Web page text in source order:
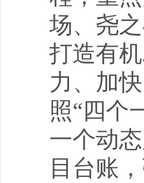
场、尧
打造有
力、加
照“四个
一个动
目台账